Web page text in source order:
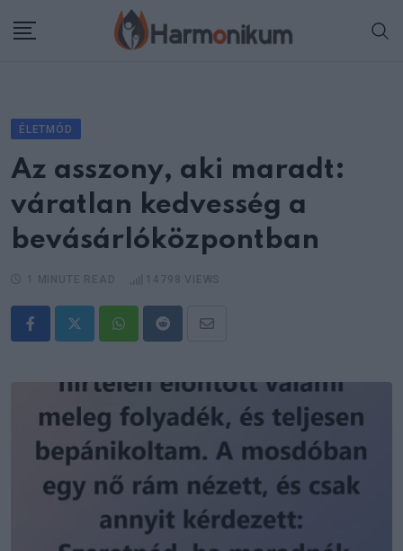
ÉLETMÓD
Az asszony, aki maradt:
váratlan kedvesség a
bevásárlóközpontban
WhatsappRedditShare
Email